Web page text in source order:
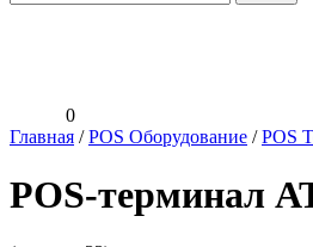
0
Главная /POS Оборудование /POS
POS-терминал